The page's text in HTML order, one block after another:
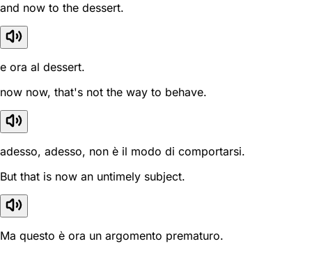
and now to the dessert.
e ora al dessert.
now now, that's not the way to behave.
adesso, adesso, non è il modo di comportarsi.
But that is now an untimely subject.
Ma questo è ora un argomento prematuro.